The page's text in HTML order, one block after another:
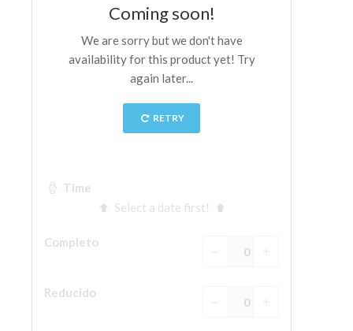
Jardín de Boboli
La Torre de Arnolfo
Corredor de Vasari
Palazzo Vecchio
Santa Maria Novella
Reserve una visita guiada